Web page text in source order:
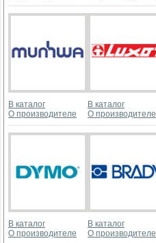
В каталог
О производителе
В каталог
О производителе
В каталог
О производителе
В каталог
О производителе